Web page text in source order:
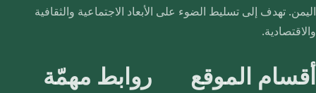
اليمن. تهدف إلى تسليط الضوء على الأبعاد الاجتماعية والثقافية
والاقتصادية.
أقسام الموقع روابط مهمّة